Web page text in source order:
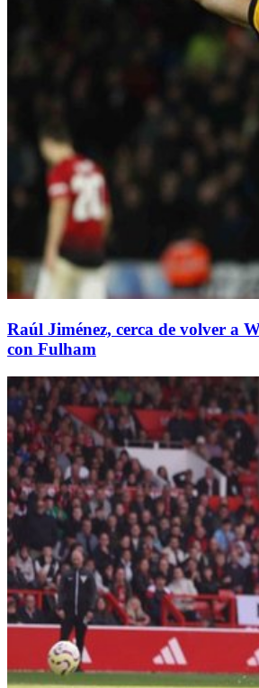
Raúl Jiménez, cerca de volver a
con Fulham